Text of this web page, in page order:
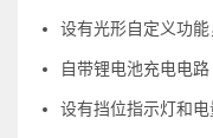
设有光形自定义功
自带锂电池充电电路
设有挡位指示灯和